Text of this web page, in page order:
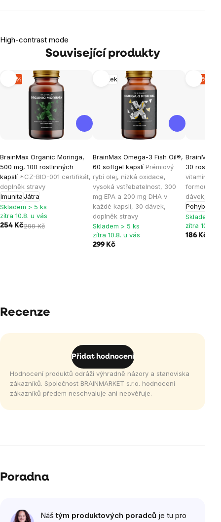
High-contrast mode
Související produkty
-15 %
BrainMax Organic Moringa,
500 mg, 100 rostlinných
kapslí *CZ-BIO-001 certifikát,
doplněk stravy
ImunitaJátra
Skladem > 5 ks
zítra 10.8. u vás
254 Kč299 Kč
Mozek
BrainMax Omega-3 Fish Oil®,
60 softgel kapslí Prémiový
rybí olej, nízká oxidace,
vysoká vstřebatelnost, 300
mg EPA a 200 mg DHA v
každé kapsli, 30 dávek,
doplněk stravy
Skladem > 5 ks
zítra 10.8. u vás
299 Kč
-15 %
BrainMax®
30
vitamínem
formou
dávek,
Pohybový
Skladem >
zítra 10.8.
186 Kč
Recenze
Přidat hodnocení
Hodnocení produktů odráží výhradně názory a stanoviska
zákazníků. Společnost BRAINMARKET s.r.o. hodnocení
zákazníků předem neschvaluje ani neověřuje.
Poradna
Náštým produktových poradců je tu pro